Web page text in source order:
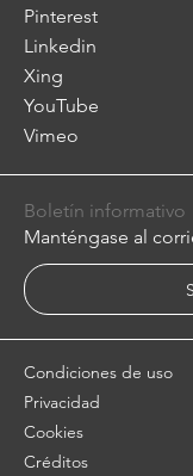
Pinterest
Linkedin
Xing
YouTube
Vimeo
Boletín informativo
Manténgase al
Condiciones de uso
Privacidad
Cookies
Créditos